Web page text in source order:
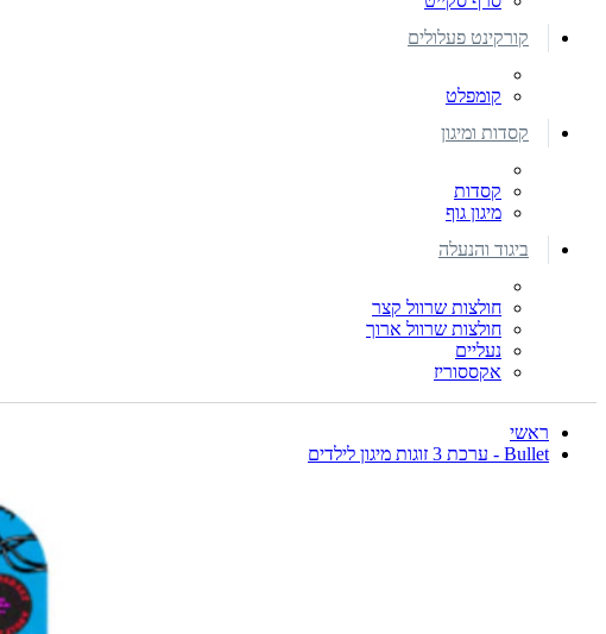
קורקינט פעלולים
קומפלט
קסדות ומיגון
קסדות
מיגון גוף
ביגוד והנעלה
חולצות שרוול קצר
חולצות שרוול ארוך
נעליים
אקססוריז
ראשי
Bullet - ערכת 3 זוגות מיגון לילדים